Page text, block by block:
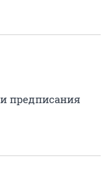
предписания